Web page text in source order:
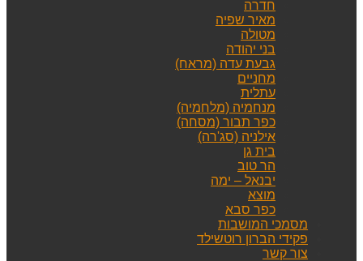
חדרה
מאיר שפיה
מטולה
בני יהודה
גבעת עדה (מראח)
מחניים
עתלית
מנחמיה (מלחמיה)
כפר תבור (מסחה)
אילניה (סג'רה)
בית גן
הר טוב
יבנאל – ימה
מוצא
כפר סבא
מסמכי המושבות
פקידי הברון רוטשילד
צור קשר